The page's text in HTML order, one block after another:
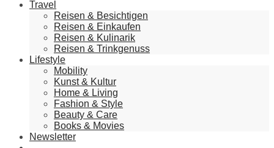
Travel
Reisen & Besichtigen
Reisen & Einkaufen
Reisen & Kulinarik
Reisen & Trinkgenuss
Lifestyle
Mobility
Kunst & Kultur
Home & Living
Fashion & Style
Beauty & Care
Books & Movies
Newsletter